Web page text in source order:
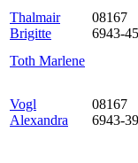
Thalmair
Brigitte
08167
6943-45
Toth Marlene
Vogl
Alexandra
08167
6943-39